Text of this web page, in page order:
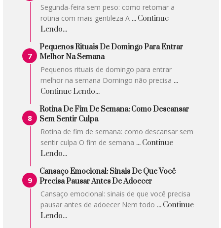
Segunda-feira sem peso: como retomar a
rotina com mais gentileza A ... Continue
Lendo...
Pequenos Rituais De Domingo Para Entrar
Melhor Na Semana
Pequenos rituais de domingo para entrar
melhor na semana Domingo não precisa ...
Continue Lendo...
Rotina De Fim De Semana: Como Descansar
Sem Sentir Culpa
Rotina de fim de semana: como descansar sem
sentir culpa O fim de semana ... Continue
Lendo...
Cansaço Emocional: Sinais De Que Você
Precisa Pausar Antes De Adoecer
Cansaço emocional: sinais de que você precisa
pausar antes de adoecer Nem todo ... Continue
Lendo...